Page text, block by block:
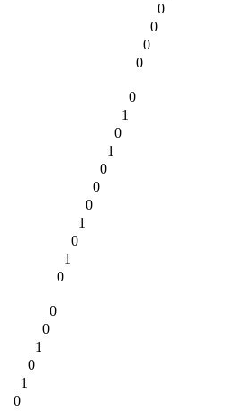
0
0
0
0
0
1
0
1
0
0
0
1
0
1
0
0
0
1
0
1
0